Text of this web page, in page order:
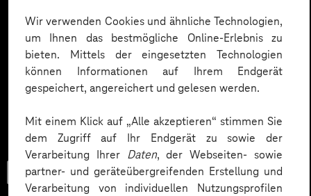
Wir verwenden Cookies und ähnliche Technologien,
um Ihnen das bestmögliche Online-Erlebnis zu
bieten. Mittels der eingesetzten Technologien
können Informationen auf Ihrem Endgerät
gespeichert, angereichert und gelesen werden.
Mit einem Klick auf „Alle akzeptieren“ stimmen Sie
dem Zugriff auf Ihr Endgerät zu sowie der
Verarbeitung Ihrer Daten, der Webseiten- sowie
partner- und geräteübergreifenden Erstellung und
Verarbeitung von individuellen Nutzungsprofilen
Trendbook